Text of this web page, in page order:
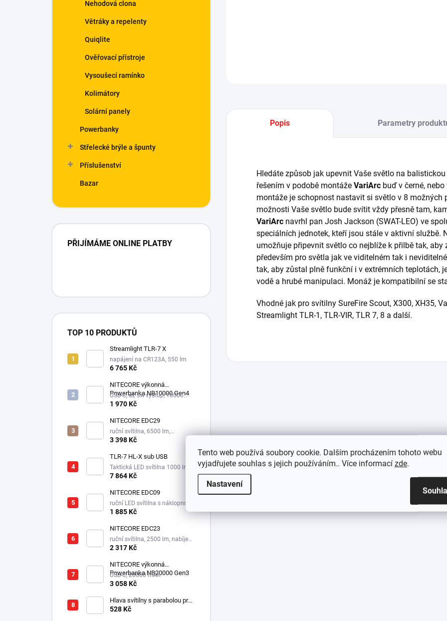
Tento web používá soubory cookie. Dalším procházením tohoto webu
vyjadřujete souhlas s jejich používáním.. Více informací zde.
Nastavení
Nehodová clona
Větráky a repelenty
Quiqlite
Ověřovací přístroje
Vysoušecí ramínko
Kolimátory
Solární panely
Powerbanky
Střelecké brýle a špunty
Příslušenství
Bazar
PŘIJÍMÁME ONLINE PLATBY
TOP 10 PRODUKTŮ
Streamlight TLR-7 X
napájení na CR123A, 550 lm
6 765 Kč
NITECORE výkonná
Powerbanka NB10000 Gen4
USB-C, až 3A výstup, 10000
mAh
1 970 Kč
NITECORE EDC29
ruční svítilna, 6500 lm,
integrovaný aku 2500 mAh
3 398 Kč
TLR-7 HL-X sub USB
Taktická LED svítilna 1000 lm,
1xSL-B9 nabíjecí aku.
7 864 Kč
NITECORE EDC09
ruční LED svítilna s náklopnou
hlavou, 3 odstíny bílé,
1 885 Kč
NITECORE EDC23
ruční svítilna, 2500 lm, nabíjecí
USB-C, integrovaný aku 1500
2 317 Kč
NITECORE výkonná
Powerbanka NB20000 Gen3
USB-C, 20000 mAh
3 058 Kč
Hlava svítilny s parabolou pro
Survivor LED XPE
528 Kč
Popis Parametry
Hledáte způsob jak upevnit Vaše světlo na
řešením v podobě montáže VariArc buď v černé,
montáže je schopnost nastavit si světlo v 8 možných
možnosti Vaše světlo bude svítit vždy přesně tam,
VariArc navrhl pan Josh Jackson (SWAT-LEO) ve
speciálních jednotek, kteří jsou stále v aktivní službě.
umožňuje připevnit světlo co nejblíže k přilbě tak,
především pro světla jak ve viditelném tak i
tak, aby zůstal plně funkční i v extrémních teplotách,
vodě a hrubé manipulaci. Monáž je kompatibilní se
Vhodné jak pro svítilny SureFire Scout, X300, XH35,
Streamlight TLR-1, TLR-VIR, TLR 7, 8 a další.